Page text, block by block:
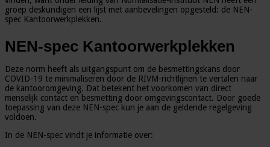
groep deskundigen een lijst met aanbevelingen opgesteld: de NEN-
spec Kantoorwerkplekken.
NEN-spec Kantoorwerkplekken
Deze norm heeft als uitgangspunt om de besmettingskans door
COVID-19 te minimaliseren door de RIVM-richtlijnen te vertalen naar
de kantooromgeving. Dat betekent het voorkomen van direct
menselijk contact en besmetting door omgevingscontact. Door goede
toepassing van deze NEN-spec kun je aan de geldende regelgeving
voldoen.
In de NEN-spec vindt je informatie over: